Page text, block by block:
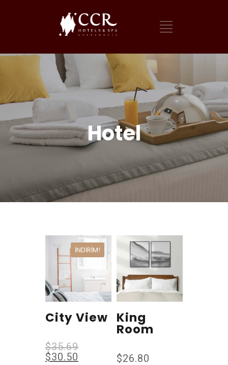
Hotel
İNDIRIM!
City View
$35.69
$30.50
King
Room
$26.80